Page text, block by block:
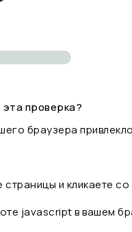
проверка?
браузера
страницы и кликаете
javascript в вашем